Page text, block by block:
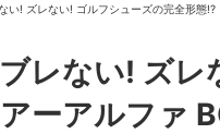
い! ズレない! ゴルフシューズの完全形態
ブレない! ズ
ーアルファ